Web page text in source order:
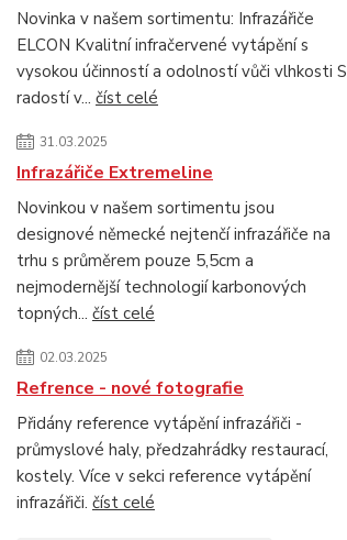
Novinka v našem sortimentu: Infrazářiče
ELCON Kvalitní infračervené vytápění s
vysokou účinností a odolností vůči vlhkosti S
radostí v... číst celé
31.03.2025
Infrazářiče Extremeline
Novinkou v našem sortimentu jsou
designové německé nejtenčí infrazářiče na
trhu s průměrem pouze 5,5cm a
nejmodernější technologií karbonových
topných... číst celé
02.03.2025
Refrence - nové fotografie
Přidány reference vytápění infrazářiči -
průmyslové haly, předzahrádky restaurací,
kostely. Více v sekci reference vytápění
infrazářiči. číst celé